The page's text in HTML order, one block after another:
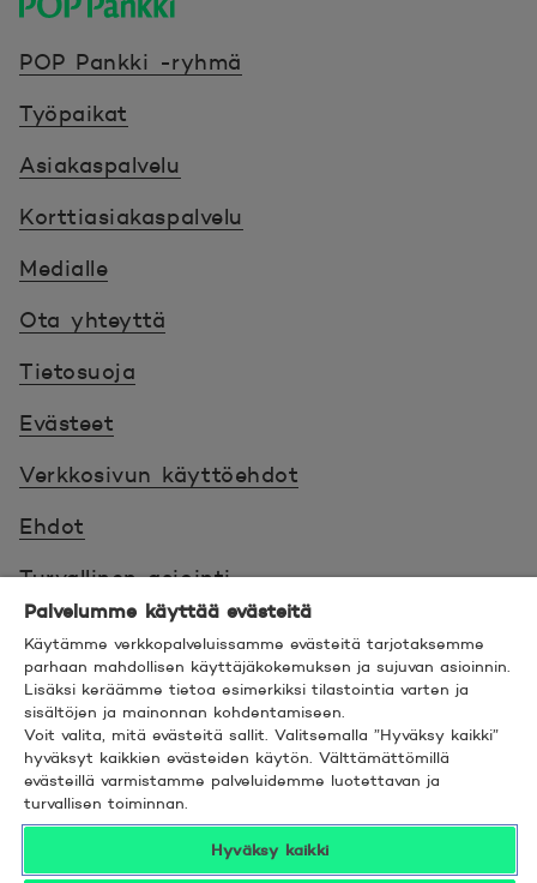
POP Pankki -ryhmä
Työpaikat
Asiakaspalvelu
Korttiasiakaspalvelu
Medialle
Ota yhteyttä
Tietosuoja
Evästeet
Verkkosivun käyttöehdot
Ehdot
Turvallinen asiointi
Saavutettavuus
Hyödyllistä tietää
© 2026 POP Pankki,Hevosenkenkä 3, 02600
ESPOO
Palvelumme käyttää evästeitä
Käytämme verkkopalveluissamme evästeitä tarjotaksemme
parhaan mahdollisen käyttäjäkokemuksen ja sujuvan asioinnin.
Lisäksi keräämme tietoa esimerkiksi tilastointia varten ja
sisältöjen ja mainonnan kohdentamiseen.
Voit valita, mitä evästeitä sallit. Valitsemalla ”Hyväksy kaikki”
hyväksyt kaikkien evästeiden käytön. Välttämättömillä
evästeillä varmistamme palveluidemme luotettavan ja
turvallisen toiminnan.
Hyväksy kaikki